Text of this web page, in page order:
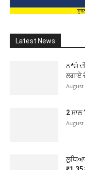
Latest News
ਨ*ਸ਼ੇ
ਲਗਾਏ
August
2 ਸਾਲ
August